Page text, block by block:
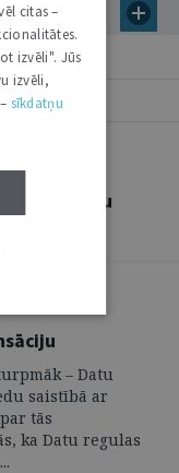
tiesību
– Datu
saistībā ar
tās
ka Datu regulas
citas –
izvēli". Jūs
izvēli,
sīkdatņu